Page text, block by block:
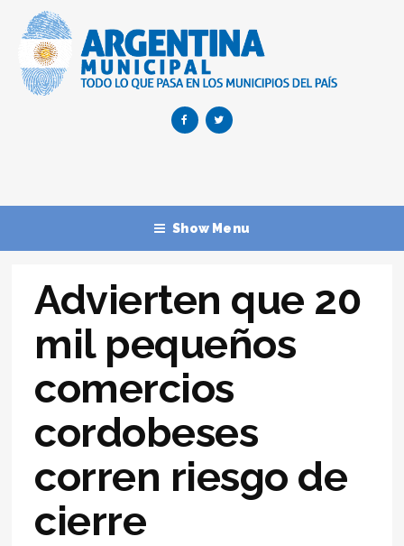
Show Menu
Advierten que 20
mil pequeños
comercios
cordobeses
corren riesgo de
cierre